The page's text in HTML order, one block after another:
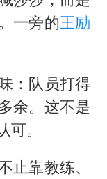
一旁的王励
：队员打得
余。这不是
。
止靠教练、